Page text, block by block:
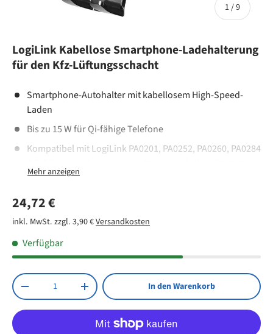
1/von
9
LogiLink Kabellose Smartphone-Ladehalterung
für den Kfz-Lüftungsschacht
Smartphone-Autohalter mit kabellosem High-Speed-
Laden
Bis zu 15 W für Qi-fähige Telefone
Kompatibel mit LogiLink PA0201, PA0252, PA0260, PA0284
PA0284 erfordern ein USB-C-zu-USB-C-Kabel)
Geeignet für 4,7–7" Smartphones
Erweiterte Breite der Halterung: 66–97 mm
Klemm-Arm: Automatisches Öffnen/Schließen durch
elektromagnetische Induktion
360° drehbar für einen perfekten Blickwinkel
Normaler Preis
24,72 €
inkl. MwSt. zzgl. 3,90 €Versandkosten
Verfügbar
Anzahl
Menge verringernMenge erhöhen In den Warenkorb